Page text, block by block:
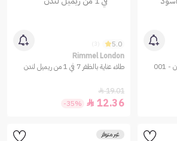
ماسكرا سكندلايز من ريميل لندن - 001
5.0
Rimmel London
طلاء عناية بالظفر 7 في 1 من ريميل لندن
19.01

12.36

-35%
غير متوفر